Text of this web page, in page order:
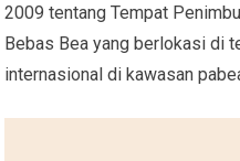
2009 tentang Tempat
Bebas Bea yang berlokasi di
internasional di kawasan